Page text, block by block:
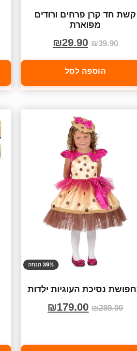
קשת חד קרן פרחים ורודים
מפוארת
₪39.90
₪29.90
הוספה לסל
39% הנחה
נסיכת העוגיות ילדות
₪289.00
₪179.00